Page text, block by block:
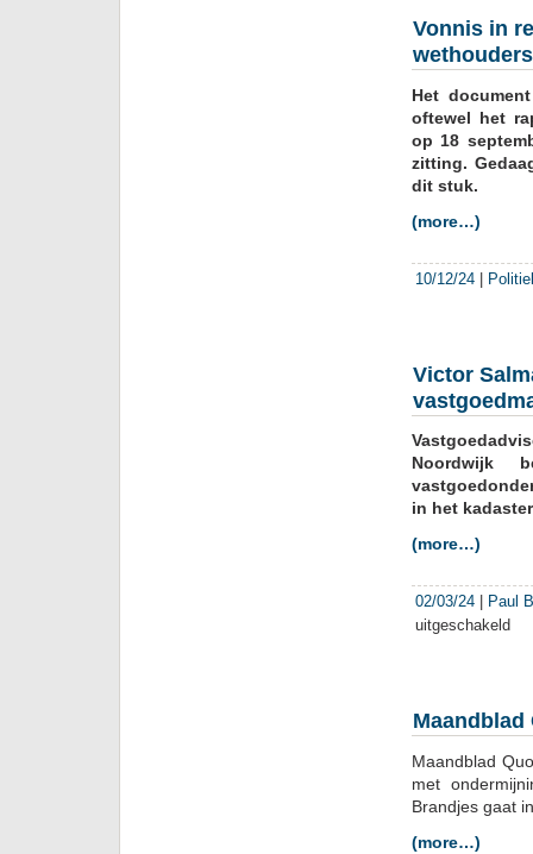
Vonnis in
Het
oftewel het
op 18
zitting.
dit stuk.
(more…)
10/12/24
Victor
Noordwijk
in het
(more…)
02/03/24
Paul
uitgeschakeld
van
Paul
Maandblad
met
Brandjes gaat
(more…)